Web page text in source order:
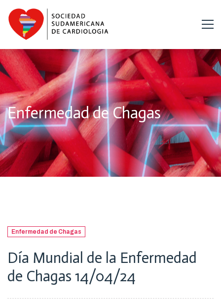
Enfermedad de Chagas
Enfermedad de Chagas
Día Mundial de la Enfermedad
de Chagas 14/04/24